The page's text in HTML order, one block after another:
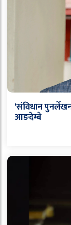
‘संविधान
आङदेम्बे